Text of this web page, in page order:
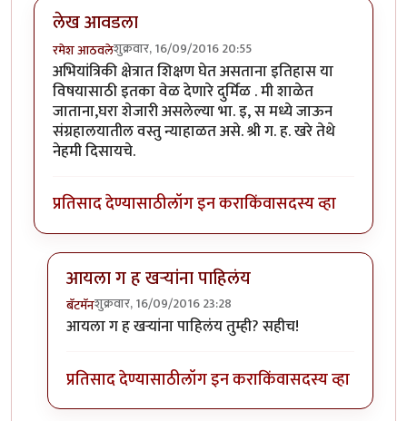
लेख आवडला
रमेश आठवलेशुक्रवार, 16/09/2016 20:55
अभियांत्रिकी क्षेत्रात शिक्षण घेत असताना इतिहास या
विषयासाठी इतका वेळ देणारे दुर्मिळ . मी शाळेत
जाताना,घरा शेजारी असलेल्या भा. इ, स मध्ये जाऊन
संग्रहालयातील वस्तु न्याहाळत असे. श्री ग. ह. खरे तेथे
नेहमी दिसायचे.
प्रतिसाद देण्यासाठीलॉग इन कराकिंवासदस्य व्हा
आयला ग ह खर्‍यांना पाहिलंय
बॅटमॅनशुक्रवार, 16/09/2016 23:28
In reply toलेख आवडलाbyरमेश आठवले
आयला ग ह खर्‍यांना पाहिलंय तुम्ही? सहीच!
प्रतिसाद देण्यासाठीलॉग इन कराकिंवासदस्य व्हा